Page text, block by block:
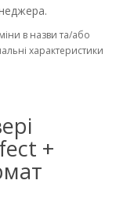
в назви та/або
характеристики
+